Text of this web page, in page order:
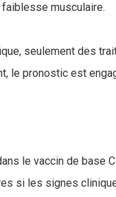
musculaire.
seulement des
le pronostic est
le vaccin de base
si les signes